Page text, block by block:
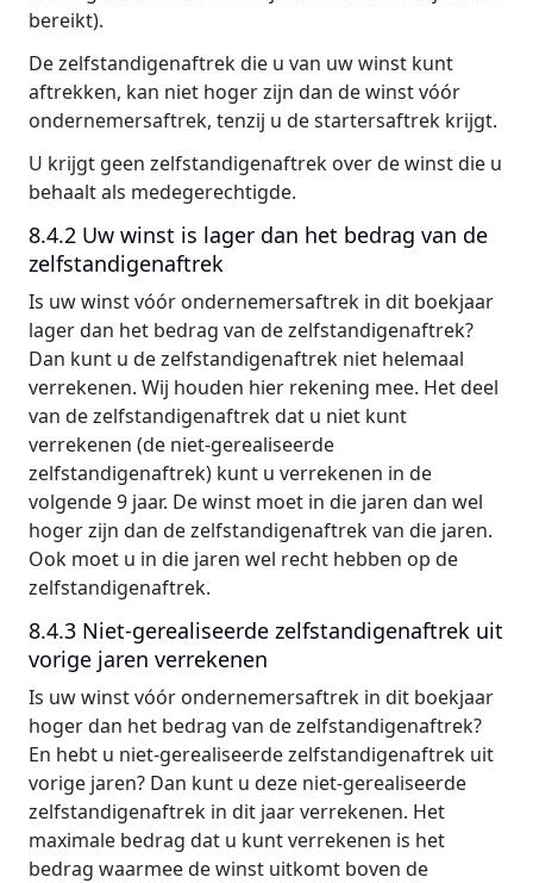
bereikt).
De zelfstandigenaftrek die u van uw winst kunt
aftrekken, kan niet hoger zijn dan de winst vóór
ondernemersaftrek, tenzij u de startersaftrek krijgt.
U krijgt geen zelfstandigenaftrek over de winst die u
behaalt als medegerechtigde.
8.4.2 Uw winst is lager dan het bedrag van de
zelfstandigenaftrek
Is uw winst vóór ondernemersaftrek in dit boekjaar
lager dan het bedrag van de zelfstandigenaftrek?
Dan kunt u de zelfstandigenaftrek niet helemaal
verrekenen. Wij houden hier rekening mee. Het deel
van de zelfstandigenaftrek dat u niet kunt
verrekenen (de niet-gerealiseerde
zelfstandigenaftrek) kunt u verrekenen in de
volgende 9 jaar. De winst moet in die jaren dan wel
hoger zijn dan de zelfstandigenaftrek van die jaren.
Ook moet u in die jaren wel recht hebben op de
zelfstandigenaftrek.
8.4.3 Niet-gerealiseerde zelfstandigenaftrek uit
vorige jaren verrekenen
Is uw winst vóór ondernemersaftrek in dit boekjaar
hoger dan het bedrag van de zelfstandigenaftrek?
En hebt u niet-gerealiseerde zelfstandigenaftrek uit
vorige jaren? Dan kunt u deze niet-gerealiseerde
zelfstandigenaftrek in dit jaar verrekenen. Het
maximale bedrag dat u kunt verrekenen is het
bedrag waarmee de winst uitkomt boven de